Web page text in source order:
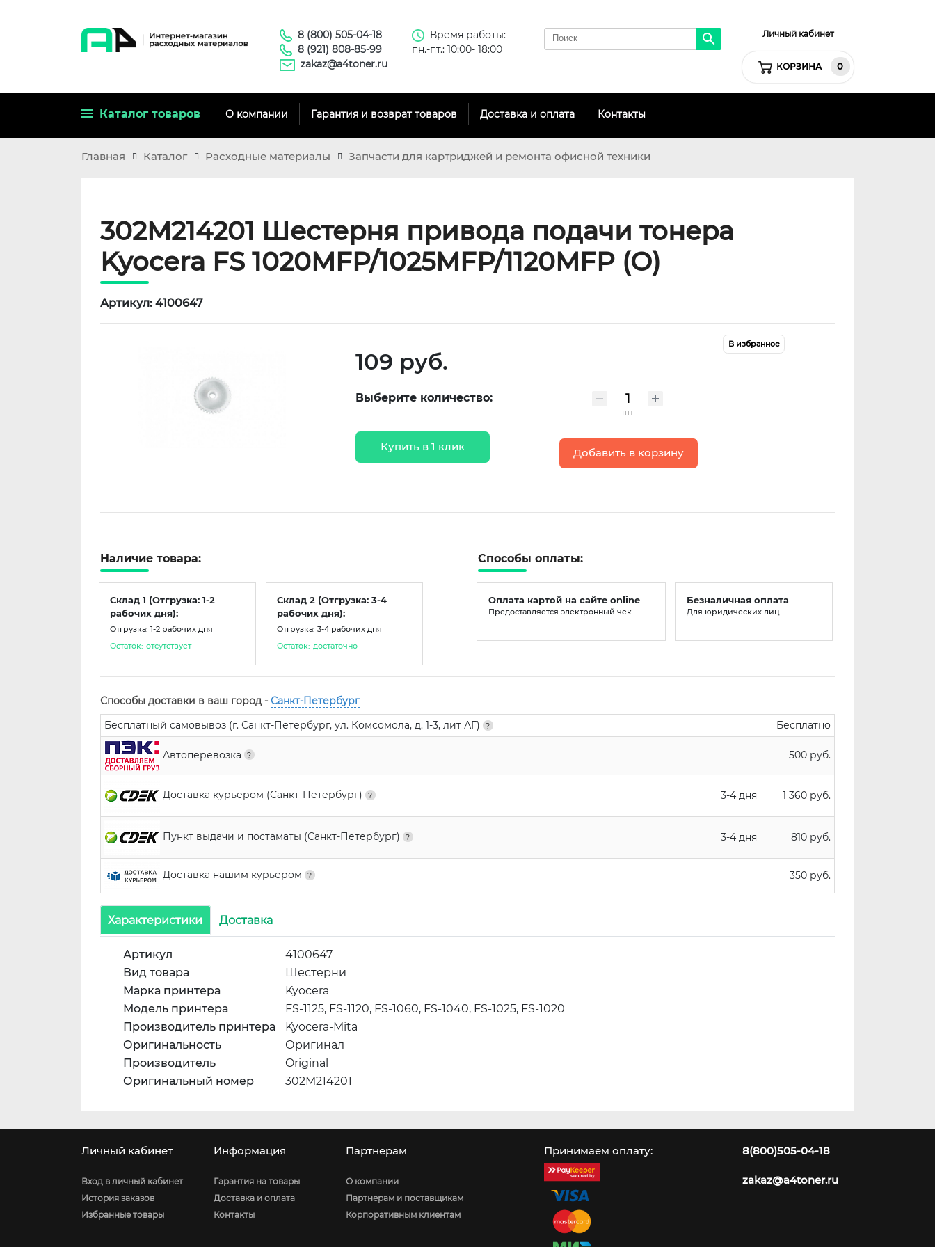
8 (800) 505-04-18
8 (921) 808-85-99
zakaz@a4toner.ru
Время работы:
пн.-пт.: 10:00- 18:00
Личный кабинет
КОРЗИНА 0
Каталог товаров О компании Гарантия и возврат товаров Доставка и оплата Контакты
Главная Каталог Расходные материалы Запчасти для картриджей и ремонта офисной техники
302M214201 Шестерня привода подачи тонера
Kyocera FS 1020MFP/1025MFP/1120MFP (О)
Артикул: 4100647
109 руб.
Выберите количество:
шт
Купить в 1 клик
Добавить в корзину
В избранное
Наличие товара:
Склад 1 (Отгрузка: 1-2
рабочих дня):
Отгрузка: 1-2 рабочих дня
Остаток: отсутствует
Склад 2 (Отгрузка: 3-4
рабочих дня):
Отгрузка: 3-4 рабочих дня
Остаток: достаточно
Способы оплаты:
Оплата картой на сайте online
Предоставляется электронный чек.
Безналичная оплата
Для юридических лиц.
Способы доставки в ваш город - Санкт-Петербург
Бесплатный самовывоз (г. Санкт-Петербург, ул. Комсомола, д. 1-3, лит АГ)
Бесплатно
Автоперевозка 500 руб.
Доставка курьером (Санкт-Петербург) 3-4 дня 1 360 руб.
Пункт выдачи и постаматы (Санкт-Петербург) 3-4 дня 810 руб.
Доставка нашим курьером 350 руб.
Характеристики Доставка
Артикул
4100647
Вид товара
Шестерни
Марка принтера
Kyocera
Модель принтера
FS-1125, FS-1120, FS-1060, FS-1040, FS-1025, FS-1020
Производитель принтера
Kyocera-Mita
Оригинальность
Оригинал
Производитель
Original
Оригинальный номер
302M214201
Личный кабинет
Вход в личный кабинет
История заказов
Избранные товары
Информация
Гарантия на товары
Доставка и оплата
Контакты
Партнерам
О компании
Партнерам и поставщикам
Корпоративным клиентам
Принимаем оплату: 8(800)505-04-18
zakaz@a4toner.ru